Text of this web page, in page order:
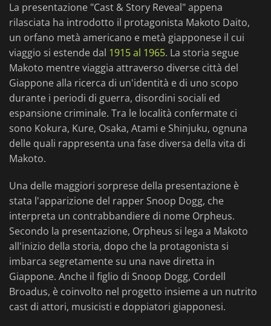
La presentazione "Cast & Story Reveal" appena
rilasciata ha introdotto il protagonista Makoto Daito,
un orfano metà americano e metà giapponese il cui
viaggio si estende dal 1915 al 1965. La storia segue
Makoto mentre viaggia attraverso diverse città del
Giappone alla ricerca di un'identità e di uno scopo
durante i periodi di guerra, disordini sociali ed
espansione criminale. Tra le località confermate ci
sono Kokura, Kure, Osaka, Atami e Shinjuku, ognuna
delle quali rappresenta una fase diversa della vita di
Makoto.
Una delle maggiori sorprese della presentazione è
stata l'apparizione del rapper Snoop Dogg, che
interpreta un contrabbandiere di nome Orpheus.
Secondo la presentazione, Orpheus si lega a Makoto
all'inizio della storia, dopo che la protagonista si
imbarca segretamente su una nave diretta in
Giappone. Anche il figlio di Snoop Dogg, Cordell
Broadus, è coinvolto nel progetto insieme a un nutrito
cast di attori, musicisti e doppiatori giapponesi.